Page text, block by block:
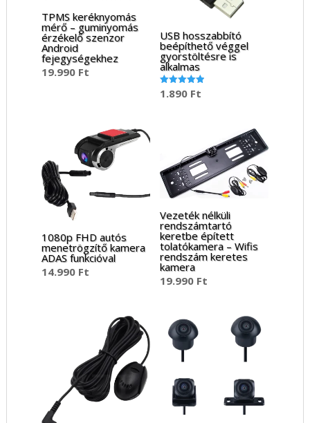
TPMS keréknyomás
mérő – guminyomás
érzékelő szenzor
Android
fejegységekhez
19.990 Ft
USB hosszabbító
beépíthető véggel
gyorstöltésre is
alkalmas
Értékelés:
5.00
1.890 Ft
1080p FHD autós
menetrögzítő kamera
ADAS funkcióval
14.990 Ft
Vezeték nélküli
rendszámtartó
keretbe épített
tolatókamera – Wifis
rendszám keretes
kamera
19.990 Ft